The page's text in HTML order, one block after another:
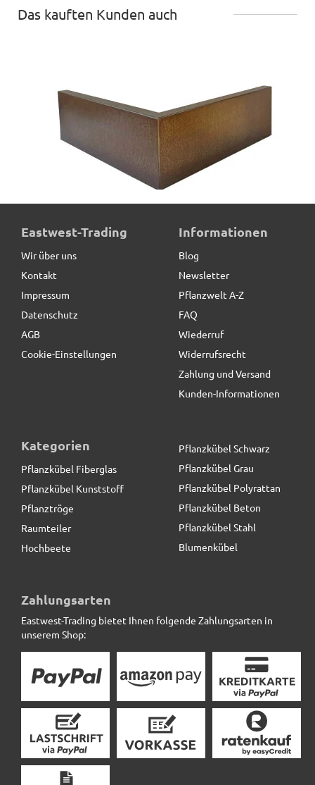
Das kauften Kunden auch
Außenwinkel
68,90 € *
Cortenstahl
169,90 € *
Eastwest-Trading
Wir über uns
Kontakt
Impressum
Datenschutz
AGB
Cookie-Einstellungen
Informationen
Blog
Newsletter
Pflanzwelt A-Z
FAQ
Wiederruf
Widerrufsrecht
Zahlung und Versand
Kunden-Informationen
Kategorien
Pflanzkübel Fiberglas
Pflanzkübel Kunststoff
Pflanztröge
Raumteiler
Hochbeete
Pflanzkübel Schwarz
Pflanzkübel Grau
Pflanzkübel Polyrattan
Pflanzkübel Beton
Pflanzkübel Stahl
Blumenkübel
Zahlungsarten
Eastwest-Trading bietet Ihnen folgende Zahlungsarten in
unserem Shop: